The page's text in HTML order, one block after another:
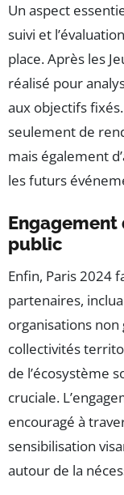
Un aspect
suivi et
place. Après les
réalisé pour
aux objectifs
seulement de
mais également
les futurs
Engagement
public
Enfin, Paris 2024
partenaires,
organisations
collectivités
de l’écosystème
cruciale.
encouragé à
sensibilisation
autour de la